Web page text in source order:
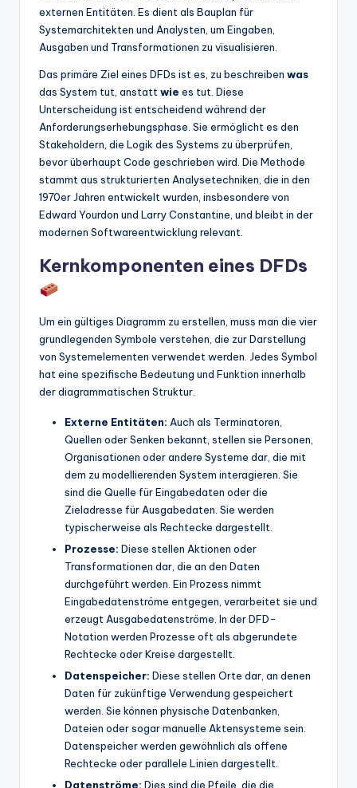
p
d
externen Entitäten. Es dient als Bauplan für
Systemarchitekten und Analysten, um Eingaben,
Ausgaben und Transformationen zu visualisieren.
Das primäre Ziel eines DFDs ist es, zu beschreiben was
das System tut, anstatt wie es tut. Diese
Unterscheidung ist entscheidend während der
Anforderungserhebungsphase. Sie ermöglicht es den
Stakeholdern, die Logik des Systems zu überprüfen,
bevor überhaupt Code geschrieben wird. Die Methode
stammt aus strukturierten Analysetechniken, die in den
1970er Jahren entwickelt wurden, insbesondere von
Edward Yourdon und Larry Constantine, und bleibt in der
modernen Softwareentwicklung relevant.
Kernkomponenten eines DFDs
Um ein gültiges Diagramm zu erstellen, muss man die vier
grundlegenden Symbole verstehen, die zur Darstellung
von Systemelementen verwendet werden. Jedes Symbol
hat eine spezifische Bedeutung und Funktion innerhalb
der diagrammatischen Struktur.
Externe Entitäten: Auch als Terminatoren,
Quellen oder Senken bekannt, stellen sie Personen,
Organisationen oder andere Systeme dar, die mit
dem zu modellierenden System interagieren. Sie
sind die Quelle für Eingabedaten oder die
Zieladresse für Ausgabedaten. Sie werden
typischerweise als Rechtecke dargestellt.
Prozesse: Diese stellen Aktionen oder
Transformationen dar, die an den Daten
durchgeführt werden. Ein Prozess nimmt
Eingabedatenströme entgegen, verarbeitet sie und
erzeugt Ausgabedatenströme. In der DFD-
Notation werden Prozesse oft als abgerundete
Rechtecke oder Kreise dargestellt.
Datenspeicher: Diese stellen Orte dar, an denen
Daten für zukünftige Verwendung gespeichert
werden. Sie können physische Datenbanken,
Dateien oder sogar manuelle Aktensysteme sein.
Datenspeicher werden gewöhnlich als offene
Rechtecke oder parallele Linien dargestellt.
Datenströme: Dies sind die Pfeile, die die